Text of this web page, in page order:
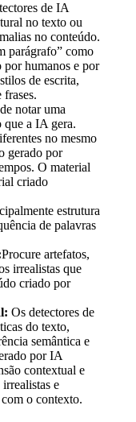
de IA
no texto ou
no conteúdo.
parágrafo” como
humanos e por
de escrita,
frases.
notar uma
que a IA gera.
no mesmo
gerado por
O material
criado
estrutura
de palavras
Procure artefatos,
irrealistas que
criado por
Os detectores de
do texto,
semântica e
por IA
contextual e
e
o contexto.